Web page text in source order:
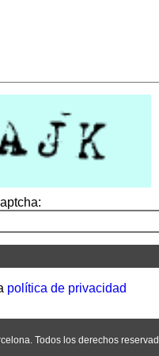
política de privacidad
Todos los derechos